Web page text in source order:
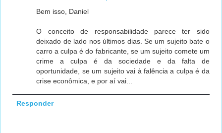
Bem isso, Daniel
O conceito de responsabilidade parece ter sido
deixado de lado nos últimos dias. Se um sujeito bate o
carro a culpa é do fabricante, se um sujeito comete um
crime a culpa é da sociedade e da falta de
oportunidade, se um sujeito vai à falência a culpa é da
crise econômica, e por aí vai...
Responder